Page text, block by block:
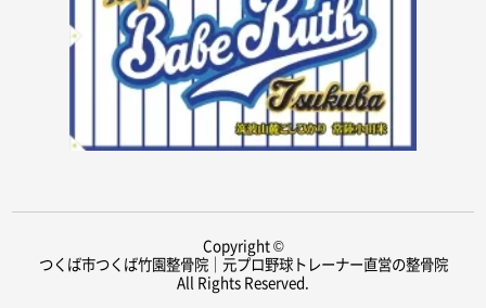
Copyright ©
つくば市つくば竹園整骨院｜元プロ野球トレーナー直営の整骨院
All Rights Reserved.